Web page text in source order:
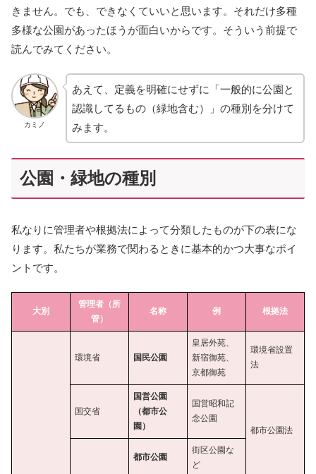
きません。でも、できなくていいと思います。それだけ多種
多様な公園があったほうが面白いからです。そういう前提で
読んでみてください。
カミノ
あえて、定義を明確にせずに「一般的に公園と
認識してるもの（緑地含む）」の種別を分けて
みます。
公園・緑地の種別
私なりに管理者や根拠法によって分類したものが下の表にな
ります。私たちが業務で関わるときに基本的かつ大事なポイ
ントです。
大別
管理者（所
管）
名称 例 根拠法
環境省 国民公園
皇居外苑、
新宿御苑、
京都御苑
環境省設置
法
国交省
国営公園
（都市公
園）
国営昭和記
念公園
都市公園法
都市公園
街区公園な
ど